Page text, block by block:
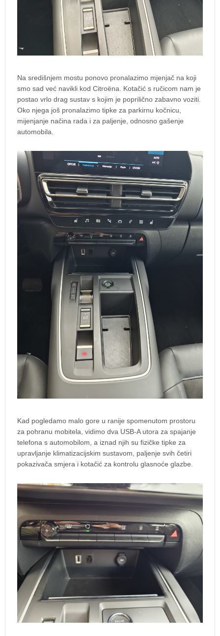
Na središnjem mostu ponovo pronalazimo mjenjač na koji
smo sad već navikli kod Citroëna. Kotačić s ručicom nam je
postao vrlo drag sustav s kojim je poprilično zabavno voziti.
Oko njega još pronalazimo tipke za parkirnu kočnicu,
mijenjanje načina rada i za paljenje, odnosno gašenje
automobila.
Kad pogledamo malo gore u ranije spomenutom prostoru
za pohranu mobitela, vidimo dva USB-A utora za spajanje
telefona s automobilom, a iznad njih su fizičke tipke za
upravljanje klimatizacijskim sustavom, paljenje svih četiri
pokazivača smjera i kotačić za kontrolu glasnoće glazbe.